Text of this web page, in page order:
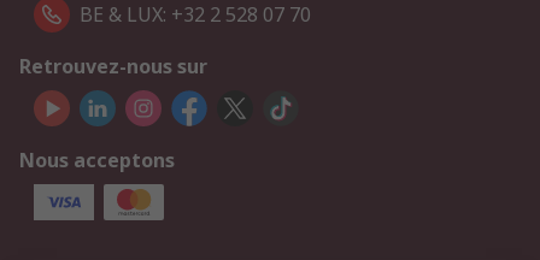
BE & LUX: +32 2 528 07 70
Retrouvez-nous sur
Nous acceptons